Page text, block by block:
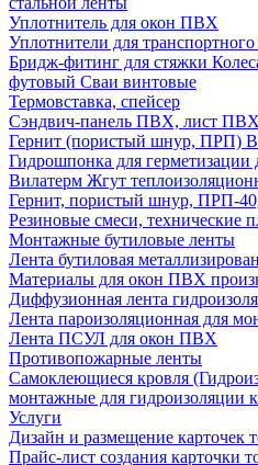
Уплотнитель для окон ПВХ
Уплотнители для
Бридж-фитинг для стяжки
футовый Сваи винтовые
Термовставка, спейсер
Сэндвич-панель ПВХ, лист
Гернит (пористый шнур, ПРП)
Гидрошпонка для
Вилатерм Жгут
Гернит, пористый шнур, ПРП-
Резиновые смеси, технические
Монтажные бутиловые ленты
Лента бутиловая
Материалы для окон ПВХ
Диффузионная лента
Лента пароизоляционная для
Лента ПСУЛ для окон ПВХ
Противопожарные ленты
Самоклеющиеся кровля
монтажные для гидроизоляции
Услуги
Дизайн и размещение карточек
Прайс-лист создания карточки